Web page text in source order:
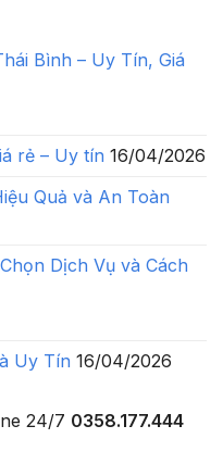
Bình – Uy Tín, Giá
rẻ – Uy tín 16/04/2026
Quả và An Toàn
Dịch Vụ và Cách
Uy Tín 16/04/2026
24/7 0358.177.444